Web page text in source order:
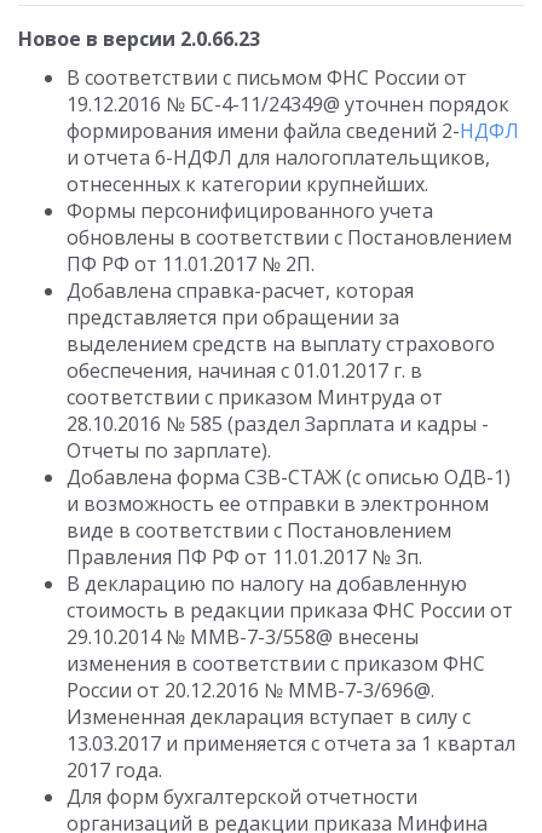
Новое в версии 2.0.66.23
В соответствии с письмом ФНС России от
19.12.2016 № БС-4-11/24349@ уточнен порядок
формирования имени файла сведений 2-НДФЛ
и отчета 6-НДФЛ для налогоплательщиков,
отнесенных к категории крупнейших.
Формы персонифицированного учета
обновлены в соответствии с Постановлением
ПФ РФ от 11.01.2017 № 2П.
Добавлена справка-расчет, которая
представляется при обращении за
выделением средств на выплату страхового
обеспечения, начиная с 01.01.2017 г. в
соответствии с приказом Минтруда от
28.10.2016 № 585 (раздел Зарплата и кадры -
Отчеты по зарплате).
Добавлена форма СЗВ-СТАЖ (с описью ОДВ-1)
и возможность ее отправки в электронном
виде в соответствии с Постановлением
Правления ПФ РФ от 11.01.2017 № 3п.
В декларацию по налогу на добавленную
стоимость в редакции приказа ФНС России от
29.10.2014 № ММВ-7-3/558@ внесены
изменения в соответствии с приказом ФНС
России от 20.12.2016 № ММВ-7-3/696@.
Измененная декларация вступает в силу с
13.03.2017 и применяется с отчета за 1 квартал
2017 года.
Для форм бухгалтерской отчетности
организаций в редакции приказа Минфина